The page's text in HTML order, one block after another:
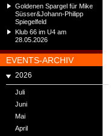
Goldenen Spargel für Mike
Süsser&Johann-Philipp
Spiegelfeld
Klub 66 im U4 am
28.05.2026
EVENTS-ARCHIV
2026
Juli
Juni
Mai
April